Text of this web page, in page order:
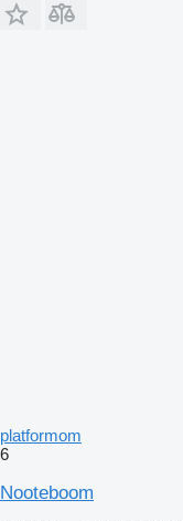
platformom
6
Nooteboom